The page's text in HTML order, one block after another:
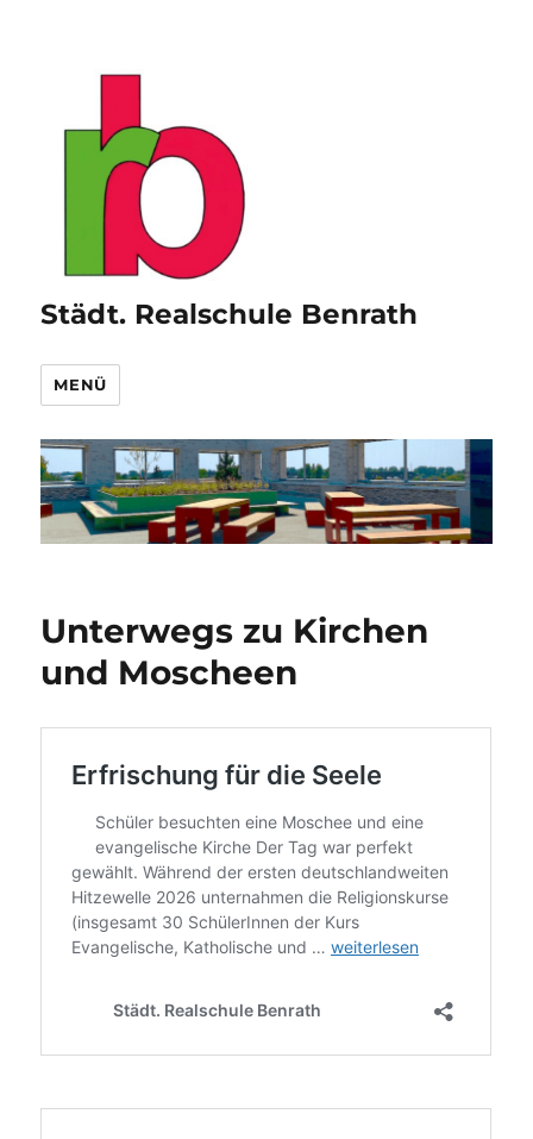
Städt. Realschule Benrath
MENÜ
Unterwegs zu Kirchen
und Moscheen